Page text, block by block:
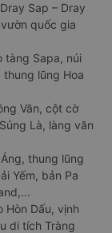
Sap – Dray
quốc gia
tàng Sapa, núi
thung lũng Hoa
Văn, cột cờ
Là, làng văn
thung lũng
Yếm, bản Pa
Hòn Dấu, vịnh
di tích Tràng